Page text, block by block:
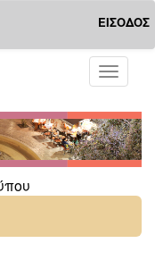
ΕΙΣΟΔΟΣ
Toggle